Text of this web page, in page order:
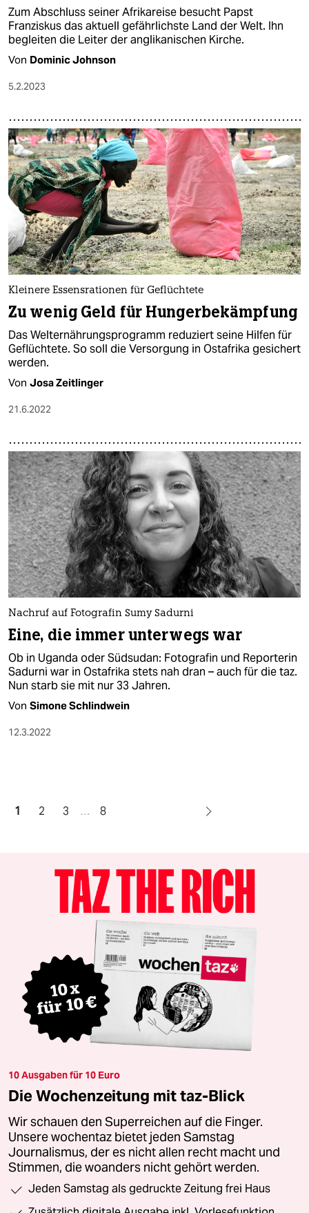
Zum Abschluss seiner Afrikareise besucht Papst
Franziskus das aktuell gefährlichste Land der Welt. Ihn
begleiten die Leiter der anglikanischen Kirche.
Von Dominic Johnson
5.2.2023
Kleinere Essensrationen für Geflüchtete
Zu wenig Geld für Hungerbekämpfung
Das Welternährungsprogramm reduziert seine Hilfen für
Geflüchtete. So soll die Versorgung in Ostafrika gesichert
werden.
Von Josa Zeitlinger
21.6.2022
Nachruf auf Fotografin Sumy Sadurni
Eine, die immer unterwegs war
Ob in Uganda oder Südsudan: Fotografin und Reporterin
Sadurni war in Ostafrika stets nah dran – auch für die taz.
Nun starb sie mit nur 33 Jahren.
Von Simone Schlindwein
12.3.2022
1 2 3 … 8
10 Ausgaben für 10 Euro
Die Wochenzeitung mit taz-Blick
Wir schauen den Superreichen auf die Finger.
Unsere wochentaz bietet jeden Samstag
Journalismus, der es nicht allen recht macht und
Stimmen, die woanders nicht gehört werden.
Jeden Samstag als gedruckte Zeitung frei Haus